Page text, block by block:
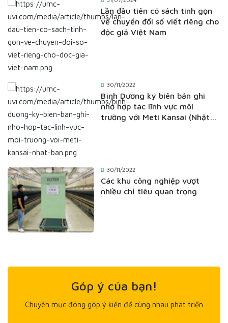
Lần đầu tiên có sách tinh gọn
về chuyển đổi số viết riêng cho
độc giả Việt Nam
30/11/2022
Bình Dương ký biên bản ghi
nhớ hợp tác lĩnh vực môi
trường với Meti Kansai (Nhật
30/11/2022
Các khu công nghiệp vượt
nhiều chỉ tiêu quan trọng
Góp ý của bạn!
Chuyên mục đóng góp ý kiến để cùng nhau phát triển